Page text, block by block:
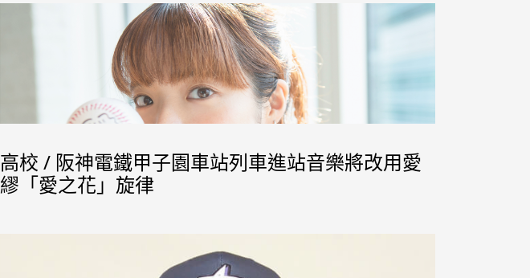
高校 / 阪神電鐵甲子園車站列車進站音樂將改用愛
繆「愛之花」旋律